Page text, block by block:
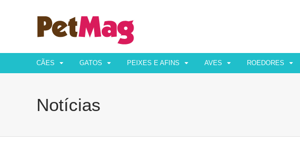
CÃES GATOS PEIXES E AFINS AVES ROEDORES
Notícias